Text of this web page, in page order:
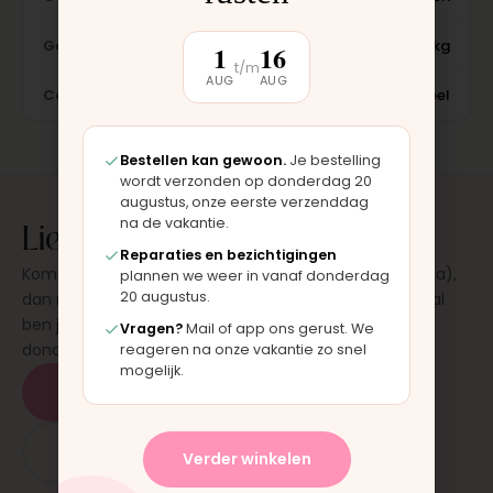
Gewicht 8 kg
Conditie Nieuw, origineel
Liever laten plaatsen?
Kom langs in onze werkplaats in Moordrecht (bij Gouda),
dan monteren wij het onderdeel direct voor je. Meestal
ben je binnen 15 tot 20 minuten weer buiten. Op
donderdag en zaterdag, op afspraak.
Plan een afspraak
App: 06 - 2862 1330
1
AUG
t/m16
AUG
Bestellen kan gewoon. Je bestelling
wordt verzonden op donderdag 20
augustus, onze eerste verzenddag
na de vakantie.
Reparaties en bezichtigingen
plannen we weer in vanaf donderdag
20 augustus.
Vragen?Mail of app ons gerust. We
reageren na onze vakantie zo snel
mogelijk.
Verder winkelen